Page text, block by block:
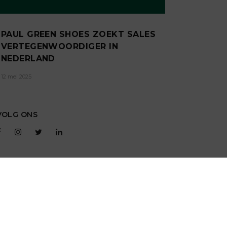
PAUL GREEN SHOES ZOEKT SALES
VERTEGENWOORDIGER IN
NEDERLAND
12 mei 2025
ONS